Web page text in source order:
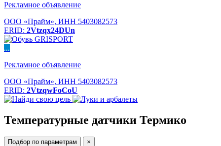
Рекламное объявление
ООО «Прайм», ИНН 5403082573
ERID: 2Vtzqx24DUn
...
Рекламное объявление
ООО «Прайм», ИНН 5403082573
ERID: 2VtzqwFoCoU
Температурные датчики Термико
Подбор по параметрам ×